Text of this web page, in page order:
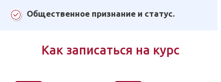
Общественное признание и статус.
Как записаться на курс